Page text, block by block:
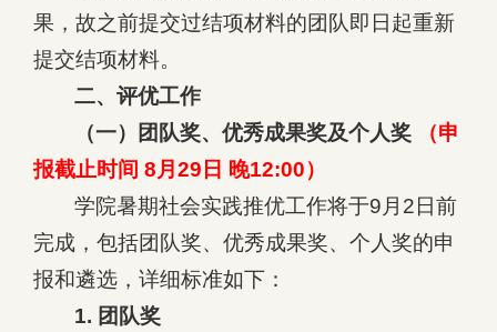
果，故之前提交过结项材料的团队即日起重新
提交结项材料。
二、评优工作
（一）团队奖、优秀成果奖及个人奖
（申
报截止时间 8月29日 晚12:00）
学院暑期社会实践推优工作将于9月2日前
完成，包括团队奖、优秀成果奖、个人奖的申
报和遴选，详细标准如下：
1. 团队奖